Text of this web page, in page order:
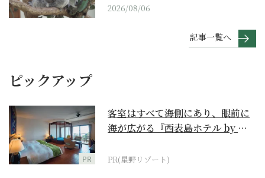
2026/08/06
記事一覧へ
ピックアップ
PR
客室はすべて海側にあり、眼前に
海が広がる『西表島ホテル by 星
PR(星野リゾート)